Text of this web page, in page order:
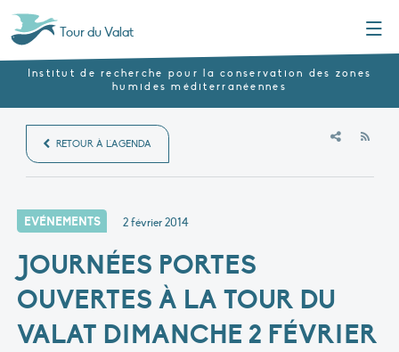
Tour du Valat
Institut de recherche pour la conservation des zones
humides méditerranéennes
RETOUR À L'AGENDA
EVÉNEMENTS 2 février 2014
JOURNÉES PORTES
OUVERTES À LA TOUR DU
VALAT DIMANCHE 2 FÉVRIER